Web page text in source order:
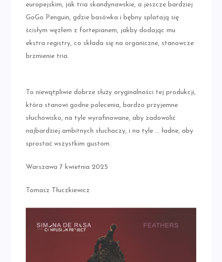
europejskim, jak tria skandynawskie, a jeszcze bardziej
GoGo Penguin, gdzie basówka i bębny splatają się
ścisłym węzłem z fortepianem, jakby dodając mu
ekstra registry, co składa się na organiczne, stanowcze
brzmienie tria.
To niewątpliwie dobrze służy oryginalności tej produkcji,
która stanowi godne polecenia, bardzo przyjemne
słuchowisko, na tyle wyrafinowane, aby zadowolić
najbardziej ambitnych słuchaczy, i na tyle … ładne, aby
sprostać wszystkim gustom.
Warszawa 7 kwietnia 2025
Tomasz Tłuczkiewicz